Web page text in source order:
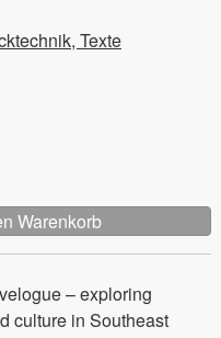
Texte
– exploring
culture in Southeast